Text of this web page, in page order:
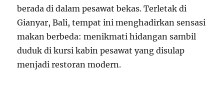
berada di dalam pesawat bekas. Terletak di
Gianyar, Bali, tempat ini menghadirkan sensasi
makan berbeda: menikmati hidangan sambil
duduk di kursi kabin pesawat yang disulap
menjadi restoran modern.